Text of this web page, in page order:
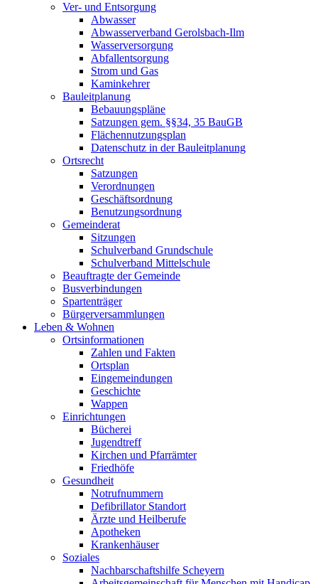
Ver- und Entsorgung
Abwasser
Abwasserverband Gerolsbach-Ilm
Wasserversorgung
Abfallentsorgung
Strom und Gas
Kaminkehrer
Bauleitplanung
Bebauungspläne
Satzungen gem. §§34, 35 BauGB
Flächennutzungsplan
Datenschutz in der Bauleitplanung
Ortsrecht
Satzungen
Verordnungen
Geschäftsordnung
Benutzungsordnung
Gemeinderat
Sitzungen
Schulverband Grundschule
Schulverband Mittelschule
Beauftragte der Gemeinde
Busverbindungen
Spartenträger
Bürgerversammlungen
Leben & Wohnen
Ortsinformationen
Zahlen und Fakten
Ortsplan
Eingemeindungen
Geschichte
Wappen
Einrichtungen
Bücherei
Jugendtreff
Kirchen und Pfarrämter
Friedhöfe
Gesundheit
Notrufnummern
Defibrillator Standort
Ärzte und Heilberufe
Apotheken
Krankenhäuser
Soziales
Nachbarschaftshilfe Scheyern